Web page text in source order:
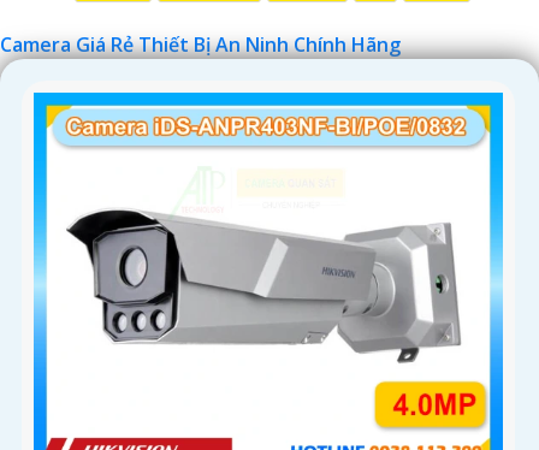
Camera Giá Rẻ Thiết Bị An Ninh Chính Hãng